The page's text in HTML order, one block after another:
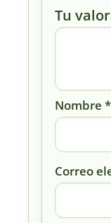
Tu
Nombre *
Correo